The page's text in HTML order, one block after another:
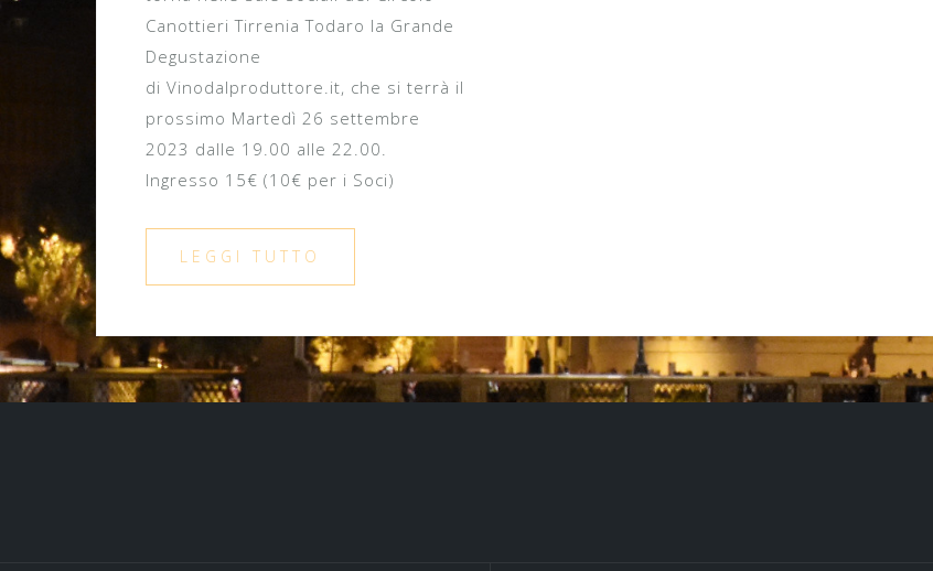
Canottieri Tirrenia Todaro la Grande
Degustazione
di Vinodalproduttore.it, che si terrà il
prossimo Martedì 26 settembre
2023 dalle 19.00 alle 22.00.
Ingresso 15€ (10€ per i Soci)
LEGGI TUTTO